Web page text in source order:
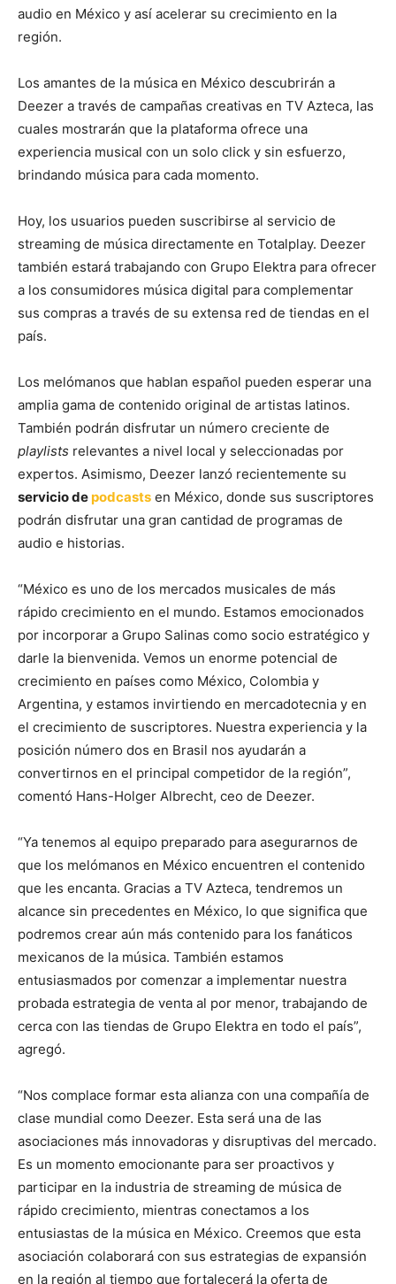
audio en México y así acelerar su crecimiento en la
región.
Los amantes de la música en México descubrirán a
Deezer a través de campañas creativas en TV Azteca, las
cuales mostrarán que la plataforma ofrece una
experiencia musical con un solo click y sin esfuerzo,
brindando música para cada momento.
Hoy, los usuarios pueden suscribirse al servicio de
streaming de música directamente en Totalplay. Deezer
también estará trabajando con Grupo Elektra para ofrecer
a los consumidores música digital para complementar
sus compras a través de su extensa red de tiendas en el
país.
Los melómanos que hablan español pueden esperar una
amplia gama de contenido original de artistas latinos.
También podrán disfrutar un número creciente de
playlists relevantes a nivel local y seleccionadas por
expertos. Asimismo, Deezer lanzó recientemente su
servicio depodcasts en México, donde sus suscriptores
podrán disfrutar una gran cantidad de programas de
audio e historias.
“México es uno de los mercados musicales de más
rápido crecimiento en el mundo. Estamos emocionados
por incorporar a Grupo Salinas como socio estratégico y
darle la bienvenida. Vemos un enorme potencial de
crecimiento en países como México, Colombia y
Argentina, y estamos invirtiendo en mercadotecnia y en
el crecimiento de suscriptores. Nuestra experiencia y la
posición número dos en Brasil nos ayudarán a
convertirnos en el principal competidor de la región”,
comentó Hans-Holger Albrecht, ceo de Deezer.
“Ya tenemos al equipo preparado para asegurarnos de
que los melómanos en México encuentren el contenido
que les encanta. Gracias a TV Azteca, tendremos un
alcance sin precedentes en México, lo que significa que
podremos crear aún más contenido para los fanáticos
mexicanos de la música. También estamos
entusiasmados por comenzar a implementar nuestra
probada estrategia de venta al por menor, trabajando de
cerca con las tiendas de Grupo Elektra en todo el país”,
agregó.
“Nos complace formar esta alianza con una compañía de
clase mundial como Deezer. Esta será una de las
asociaciones más innovadoras y disruptivas del mercado.
Es un momento emocionante para ser proactivos y
participar en la industria de streaming de música de
rápido crecimiento, mientras conectamos a los
entusiastas de la música en México. Creemos que esta
asociación colaborará con sus estrategias de expansión
en la región al tiempo que fortalecerá la oferta de